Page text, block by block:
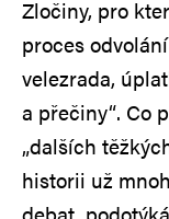
Zločiny, pro
proces
velezrada,
a přečiny“. Co
„dalších
historii už